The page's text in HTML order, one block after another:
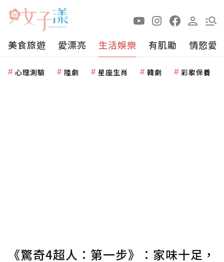
美食旅遊 愛漂亮 生活娛樂 有肌勵 情慾愛
心理測驗 陸劇 星座生肖 韓劇 彩妝保養
《驚奇4超人：第一步》：家味十足，